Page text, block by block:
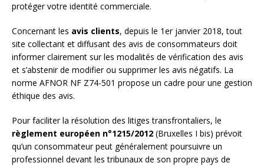
protéger votre identité commerciale.
Concernant les avis clients, depuis le 1er janvier 2018, tout
site collectant et diffusant des avis de consommateurs doit
informer clairement sur les modalités de vérification des avis
et s’abstenir de modifier ou supprimer les avis négatifs. La
norme AFNOR NF Z74-501 propose un cadre pour une gestion
éthique des avis.
Pour faciliter la résolution des litiges transfrontaliers, le
règlement européen n°1215/2012 (Bruxelles I bis) prévoit
qu’un consommateur peut généralement poursuivre un
professionnel devant les tribunaux de son propre pays de